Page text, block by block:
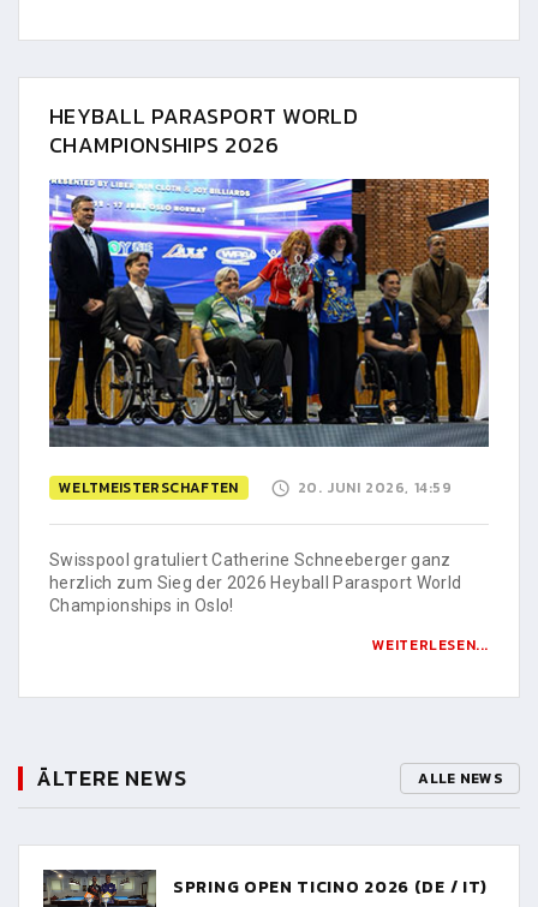
HEYBALL PARASPORT WORLD
CHAMPIONSHIPS 2026
WELTMEISTERSCHAFTEN 20. JUNI 2026, 14:59
Swisspool gratuliert Catherine Schneeberger ganz
herzlich zum Sieg der 2026 Heyball Parasport World
Championships in Oslo!
WEITERLESEN...
ÄLTERE NEWS ALLE NEWS
SPRING OPEN TICINO 2026 (DE / IT)